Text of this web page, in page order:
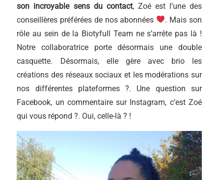
son incroyable sens du contact, Zoé est l’une des
conseillères préférées de nos abonnées
. Mais son
rôle au sein de la Biotyfull Team ne s’arrête pas là !
Notre collaboratrice porte désormais une double
casquette. Désormais, elle gère avec brio les
créations des réseaux sociaux et les modérations sur
nos différentes plateformes ?. Une question sur
Facebook, un commentaire sur Instagram, c’est Zoé
qui vous répond ?. Oui, celle-là ? !